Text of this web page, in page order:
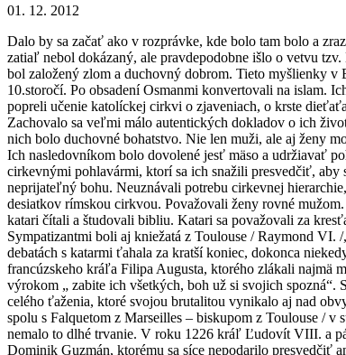
01. 12. 2012
Dalo by sa začať ako v rozprávke, kde bolo tam bolo a
zatiaľ nebol dokázaný, ale pravdepodobne išlo o vetvu
bol založený zlom a duchovný dobrom. Tieto myšlienky
10.storočí. Po obsadení Osmanmi konvertovali na islam.
popreli učenie katolíckej cirkvi o zjaveniach, o krste
Zachovalo sa veľmi málo autentických dokladov o ich
nich bolo duchovné bohatstvo. Nie len muži, ale aj ženy
Ich nasledovníkom bolo dovolené jesť mäso a udržiavať
cirkevnými pohlavármi, ktorí sa ich snažili presvedčiť,
neprijateľný bohu. Neuznávali potrebu cirkevnej
desiatkov rímskou cirkvou. Považovali ženy rovné
katari čítali a študovali bibliu. Katari sa považovali za
Sympatizantmi boli aj kniežatá z Toulouse / Raymond
debatách s katarmi ťahala za kratší koniec, dokonca
francúzskeho kráľa Filipa Augusta, ktorého zlákali najmä
výrokom „ zabite ich všetkých, boh už si svojich
celého ťaženia, ktoré svojou brutalitou vynikalo aj nad
spolu s Falquetom z Marseilles – biskupom z Toulouse /
nemalo to dlhé trvanie. V roku 1226 kráľ Ľudovít VIII. a
Dominik Guzmán, ktorému sa síce nepodarilo presvedčiť